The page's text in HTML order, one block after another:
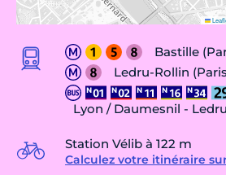
Bastille
Ledru-Rollin
Lyon / Daumesnil -
Station Vélib à 122 m
Calculez votre itinéraire